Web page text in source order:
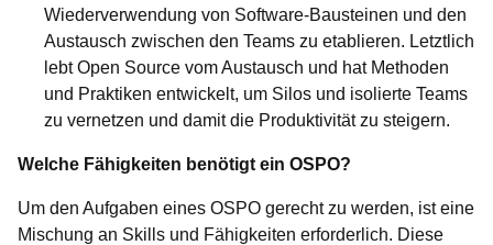
Wiederverwendung von Software-Bausteinen und den
Austausch zwischen den Teams zu etablieren. Letztlich
lebt Open Source vom Austausch und hat Methoden
und Praktiken entwickelt, um Silos und isolierte Teams
zu vernetzen und damit die Produktivität zu steigern.
Welche Fähigkeiten benötigt ein OSPO?
Um den Aufgaben eines OSPO gerecht zu werden, ist eine
Mischung an Skills und Fähigkeiten erforderlich. Diese